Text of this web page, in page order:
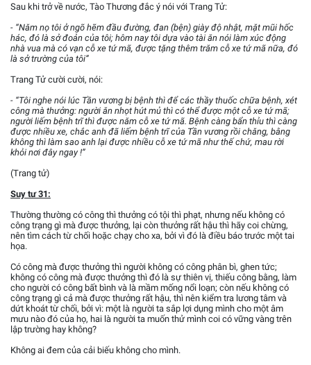
Sau khi trở về nước, Tào Thương đắc ý nói với Trang Tử:
- “Năm nọ tôi ở ngõ hẽm đầu đường, đan (bện) giày độ nhật, mặt mũi hốc
hác, đó là sở đoản của tôi; hôm nay tôi dựa vào tài ăn nói làm xúc động
nhà vua mà có vạn cỗ xe tứ mã, được tặng thêm trăm cỗ xe tứ mã nữa, đó
là sở trường của tôi”
Trang Tử cười cười, nói:
- “Tôi nghe nói lúc Tần vương bị bệnh thì để các thầy thuốc chữa bệnh, xét
công mà thưởng: người ăn nhọt hút mủ thì có thể được một cỗ xe tứ mã;
người liếm bệnh trĩ thì được năm cỗ xe tứ mã. Bệnh càng bẩn thỉu thì càng
được nhiều xe, chắc anh đã liếm bệnh trĩ của Tần vương rồi chăng, bằng
không thì làm sao anh lại được nhiều cỗ xe tứ mã như thế chứ, mau rời
khỏi nơi đây ngay !”
(Trang tử)
Suy tư 31:
Thường thường có công thì thưởng có tội thì phạt, nhưng nếu không có
công trạng gì mà được thưởng, lại còn thưởng rất hậu thì hãy coi chừng,
nên tìm cách từ chối hoặc chạy cho xa, bởi vì đó là điều báo trước một tai
họa.
Có công mà được thưởng thì người không có công phân bì, ghen tức;
không có công mà được thưởng thì đó là sự thiên vị, thiếu công bằng, làm
cho người có công bất bình và là mầm mống nổi loạn; còn nếu không có
công trạng gì cả mà được thưởng rất hậu, thì nên kiểm tra lương tâm và
dứt khoát từ chối, bởi vì: một là người ta sắp lợi dụng mình cho một âm
mưu nào đó của họ, hai là người ta muốn thử mình coi có vững vàng trên
lập trường hay không?
Không ai đem của cải biếu không cho mình.